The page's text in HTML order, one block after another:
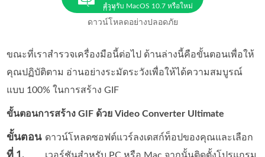
สำหรับ MacOS 10.7 หรือใหม่
กว่า
ดาวน์โหลดอย่างปลอดภัย
ขณะที่เราสำรวจเครื่องมือนี้ต่อไป ด้านล่างนี้คือขั้นตอนเพื่อให้
คุณปฏิบัติตาม อ่านอย่างระมัดระวังเพื่อให้ได้ความสมบูรณ์
แบบ 100% ในการสร้าง GIF
ขั้นตอนการสร้าง GIF ด้วย Video Converter Ultimate
ขั้นตอน ดาวน์โหลดซอฟต์แวร์ลงเดสก์ท็อปของคุณและเลือก
เวอร์ชันสำหรับ PC หรือ Mac จากนั้นติดตั้งโปรแกรม